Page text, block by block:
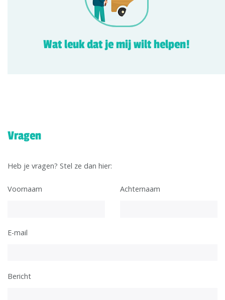
Wat leuk dat je mij wilt helpen!
Vragen
Heb je vragen? Stel ze dan hier:
Voornaam Achternaam
E-mail
Bericht